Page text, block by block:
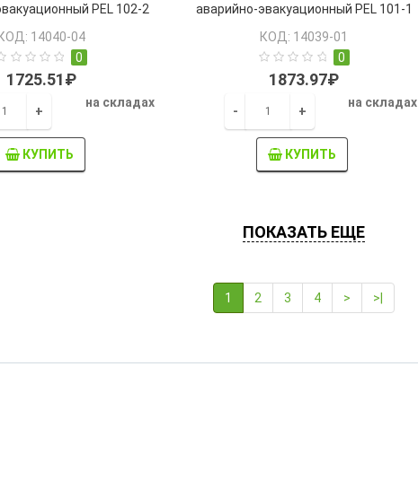
PEL 102-2
направления"
КОД: 14040-04
0
1725.51₽
+
на складах
КУПИТЬ
аварийно-эвакуационный PEL 101-1
КОД: 14039-01
0
1873.97₽
- +
на складах
КУПИТЬ
ПОКАЗАТЬ ЕЩЕ
1 2 3 4 >
>|